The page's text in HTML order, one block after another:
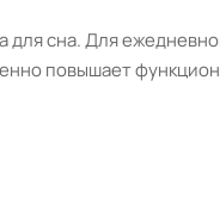
сна. Для
повышает